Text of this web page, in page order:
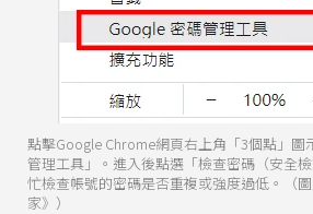
點擊Google Chrome網頁右上角「3個點」圖
管理工具」。進入後點選「檢查密碼（安全
忙檢查帳號的密碼是否重複或強度過低。（
家》）